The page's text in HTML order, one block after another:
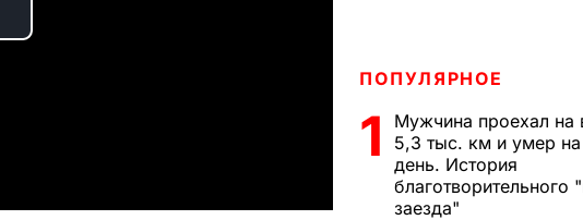
ПОПУЛЯРНОЕ
1
Мужчина проехал на
5,3 тыс. км и умер
день. История
благотворительного
заезда"